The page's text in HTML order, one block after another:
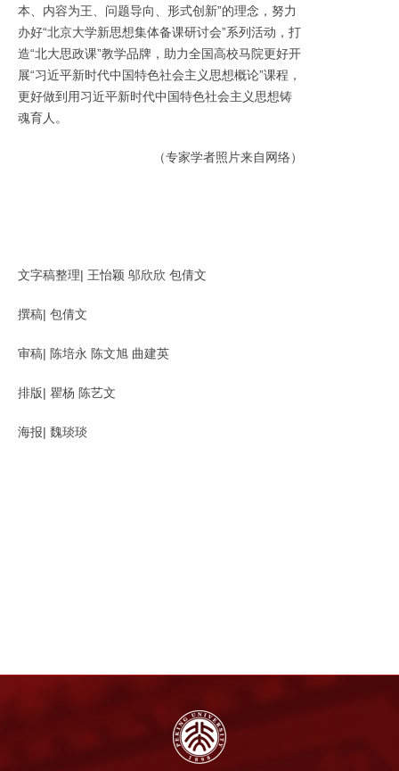
本、内容为王、问题导向、形式创新”的理念，努力
办好“北京大学新思想集体备课研讨会”系列活动，打
造“北大思政课”教学品牌，助力全国高校马院更好开
展“习近平新时代中国特色社会主义思想概论”课程，
更好做到用习近平新时代中国特色社会主义思想铸
魂育人。
（专家学者照片来自网络）
文字稿整理| 王怡颖 邬欣欣 包倩文
撰稿| 包倩文
审稿| 陈培永 陈文旭 曲建英
排版| 瞿杨 陈艺文
海报| 魏琰琰